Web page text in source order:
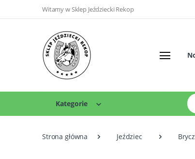
Witamy w Sklep Jeździecki Rekop
Kategorie
Strona główna Jeździec